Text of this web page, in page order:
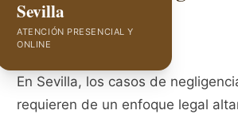
Sevilla
Sevilla
ATENCIÓN PRESENCIAL Y
ONLINE
En Sevilla, los casos de
requieren de un enfoque legal